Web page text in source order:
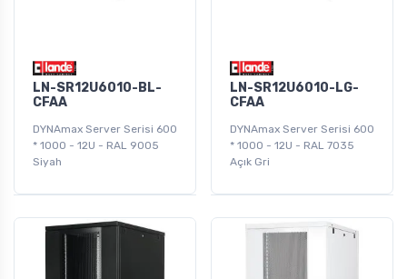
LN-SR12U6010-BL-
CFAA
DYNAmax Server Serisi 600
* 1000 - 12U - RAL 9005
Siyah
LN-SR12U6010-LG-
CFAA
DYNAmax Server Serisi 600
* 1000 - 12U - RAL 7035
Açık Gri